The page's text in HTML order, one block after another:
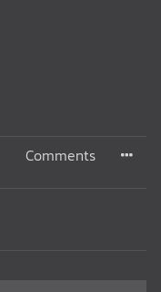
Comments